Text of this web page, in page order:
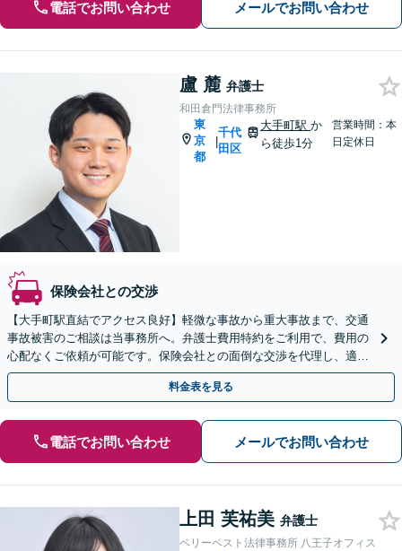
電話でお問い合わせ メールでお問い合わせ
盧 麓 弁護士
和田倉門法律事務所
東
京
都
|
千代
田区
大手町駅か
ら徒歩1分
営業時間：本
日定休日
保険会社との交渉
【大手町駅直結でアクセス良好】軽微な事故から重大事故まで、交通
事故被害のご相談は当事務所へ。弁護士費用特約をご利用で、費用の
心配なくご依頼が可能です。保険会社との面倒な交渉を代理し、適切
な賠償獲得を目指します。【日本語・中国語対応可能】
料金表を見る
電話でお問い合わせ メールでお問い合わせ
上田 芙祐美 弁護士
ベリーベスト法律事務所 八王子オフィス